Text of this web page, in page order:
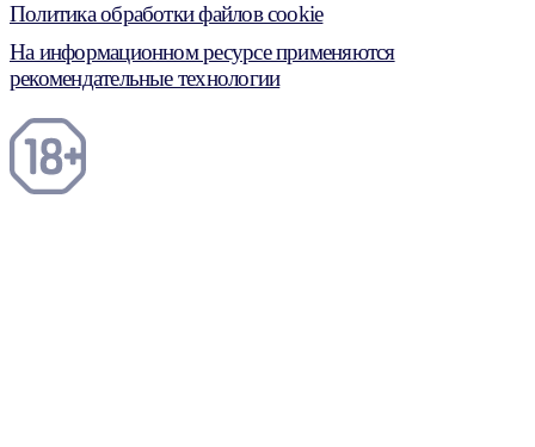
Политика обработки файлов cookie
На информационном ресурсе применяются
рекомендательные технологии